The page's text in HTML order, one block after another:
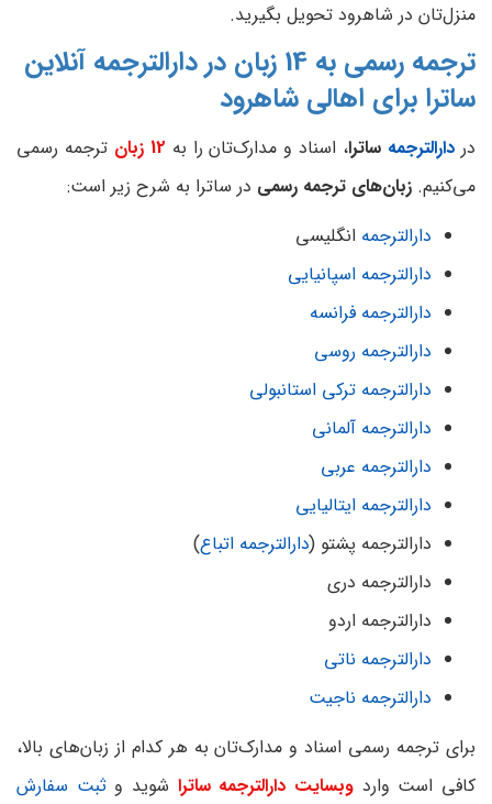
منزل‌تان در شاهرود تحویل بگیرید.
ترجمه رسمی به 14 زبان در دارالترجمه آنلاین
ساترا برای اهالی شاهرود
در دارالترجمه ساترا، اسناد و مدارک‌تان را به
ترجمه رسمی
می‌کنیم. زبان‌های ترجمه رسمی در ساترا به شرح زیر است:
دارالترجمه انگلیسی
دارالترجمه اسپانیایی
دارالترجمه فرانسه
دارالترجمه روسی
دارالترجمه ترکی استانبولی
دارالترجمه آلمانی
دارالترجمه عربی
دارالترجمه ایتالیایی
دارالترجمه پشتو (دارالترجمه اتباع)
دارالترجمه دری
دارالترجمه اردو
دارالترجمه ناتی
دارالترجمه ناجیت
برای ترجمه رسمی اسناد و مدارک‌تان به هر کدام از زبان‌های بالا،
کافی است وارد وبسایت دارالترجمه ساترا شوید وثبت سفارش